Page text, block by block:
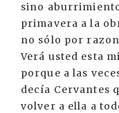
sino
primavera a la
no sólo por
Verá usted esta
porque a las
decía Cervantes
volver a ella a